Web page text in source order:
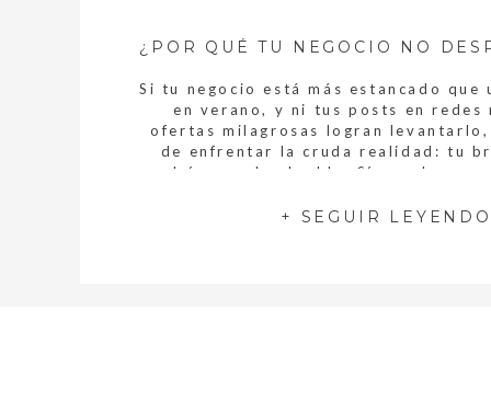
+ SEGUIR LEYENDO
Si tu negocio está más estancado que
en verano, y ni tus posts en redes
ofertas milagrosas logran
de enfrentar la cruda realidad: tu
podría ser el culpable. Sí, ese logo
prima no están funcionando.